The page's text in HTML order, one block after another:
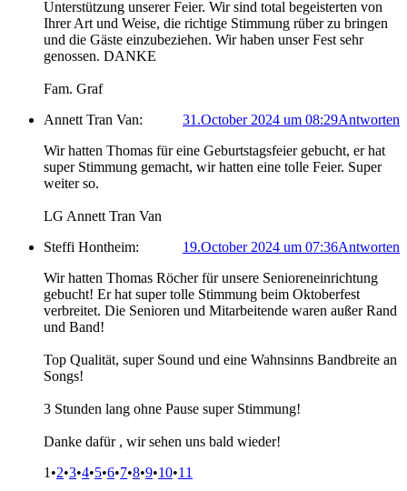
Unterstützung unserer Feier. Wir sind total begeisterten von
Ihrer Art und Weise, die richtige Stimmung rüber zu bringen
und die Gäste einzubeziehen. Wir haben unser Fest sehr
genossen. DANKE
Fam. Graf
Annett Tran Van:
Antworten
31.October 2024 um 08:29
Wir hatten Thomas für eine Geburtstagsfeier gebucht, er hat
super Stimmung gemacht, wir hatten eine tolle Feier. Super
weiter so.
LG Annett Tran Van
Steffi Hontheim:
Antworten
19.October 2024 um 07:36
Wir hatten Thomas Röcher für unsere Senioreneinrichtung
gebucht! Er hat super tolle Stimmung beim Oktoberfest
verbreitet. Die Senioren und Mitarbeitende waren außer Rand
und Band!
Top Qualität, super Sound und eine Wahnsinns Bandbreite an
Songs!
3 Stunden lang ohne Pause super Stimmung!
Danke dafür , wir sehen uns bald wieder!
1•2•3•4•5•6•7•8•9•10•11